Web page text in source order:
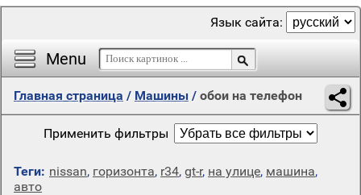
Menu
Язык сайта:
Главная страница / Машины / обои на телефон
Применить фильтры
Теги: nissan, горизонта, r34, gt-r, на улице, машина,
авто